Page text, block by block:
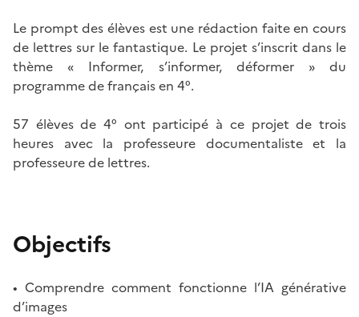
Le prompt des élèves est une rédaction faite en cours
de lettres sur le fantastique. Le projet s’inscrit dans le
thème « Informer, s’informer, déformer » du
programme de français en 4°.
57 élèves de 4° ont participé à ce projet de trois
heures avec la professeure documentaliste et la
professeure de lettres.
Objectifs
• Comprendre comment fonctionne l’IA générative
d’images